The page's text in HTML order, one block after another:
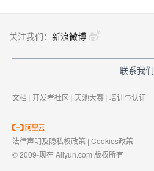
关注我们： 新浪微博
联系我们
文档 | 开发者社区 | 天池大赛 | 培训与认证
法律声明及隐私权政策 | Cookies政策
© 2009-现在 Aliyun.com 版权所有